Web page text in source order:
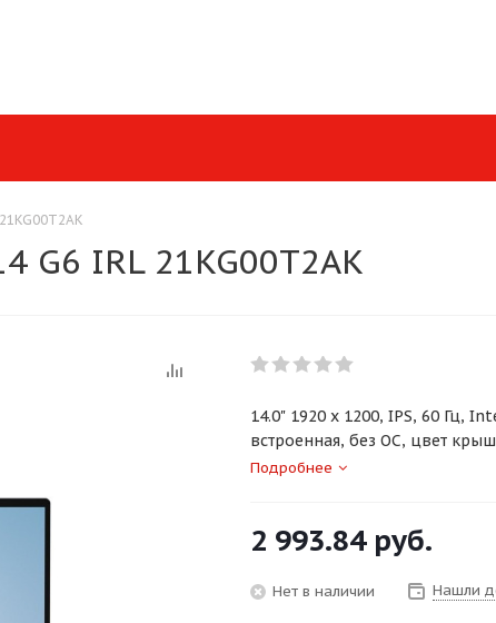
G6 IRL 21KG00T2AK
14.0" 1920 x 1200, IPS, 60 Гц,
встроенная, без ОС, цвет
Подробнее
2 993.84руб.
Нет в наличии Нашли